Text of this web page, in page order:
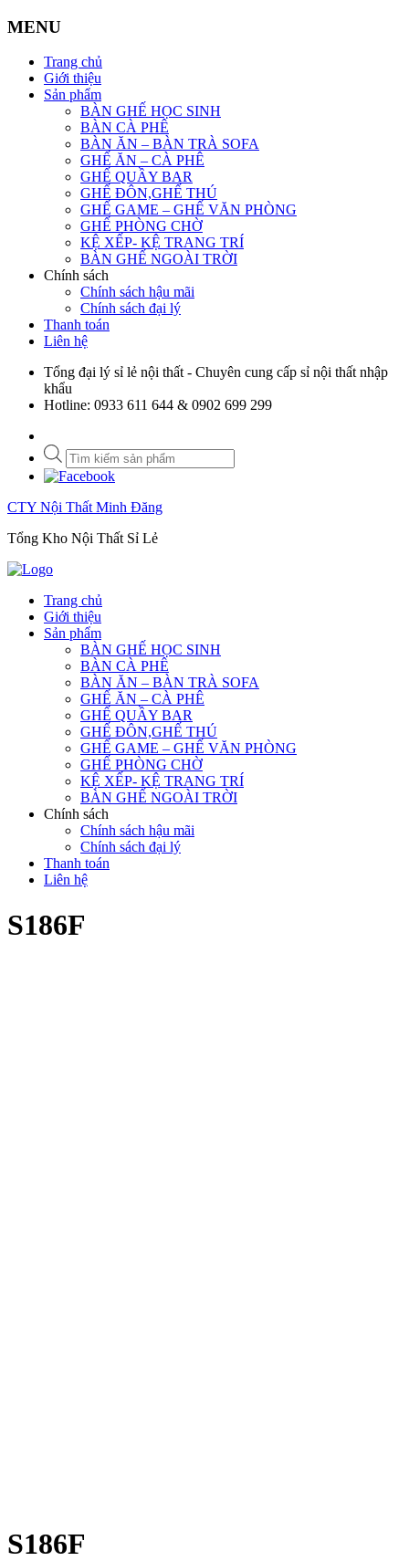
MENU
Trang chủ
Giới thiệu
Sản phẩm
BÀN GHẾ HỌC SINH
BÀN CÀ PHÊ
BÀN ĂN – BÀN TRÀ SOFA
GHẾ ĂN – CÀ PHÊ
GHẾ QUẦY BAR
GHẾ ĐÔN,GHẾ THÚ
GHẾ GAME – GHẾ VĂN PHÒNG
GHẾ PHÒNG CHỜ
KỆ XẾP- KỆ TRANG TRÍ
BÀN GHẾ NGOÀI TRỜI
Chính sách
Chính sách hậu mãi
Chính sách đại lý
Thanh toán
Liên hệ
Tổng đại lý sỉ lẻ nội thất - Chuyên cung cấp sỉ nội thất nhập
khẩu
Hotline: 0933 611 644 & 0902 699 299
Tìm
kiếm
sản
phẩm
CTY Nội Thất Minh Đăng
Tổng Kho Nội Thất Sỉ Lẻ
Trang chủ
Giới thiệu
Sản phẩm
BÀN GHẾ HỌC SINH
BÀN CÀ PHÊ
BÀN ĂN – BÀN TRÀ SOFA
GHẾ ĂN – CÀ PHÊ
GHẾ QUẦY BAR
GHẾ ĐÔN,GHẾ THÚ
GHẾ GAME – GHẾ VĂN PHÒNG
GHẾ PHÒNG CHỜ
KỆ XẾP- KỆ TRANG TRÍ
BÀN GHẾ NGOÀI TRỜI
Chính sách
Chính sách hậu mãi
Chính sách đại lý
Thanh toán
Liên hệ
S186F
S186F